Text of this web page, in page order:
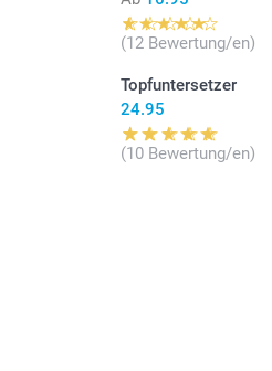
(12 Bewertung/en)
Topfuntersetzer
24.95
(10 Bewertung/en)